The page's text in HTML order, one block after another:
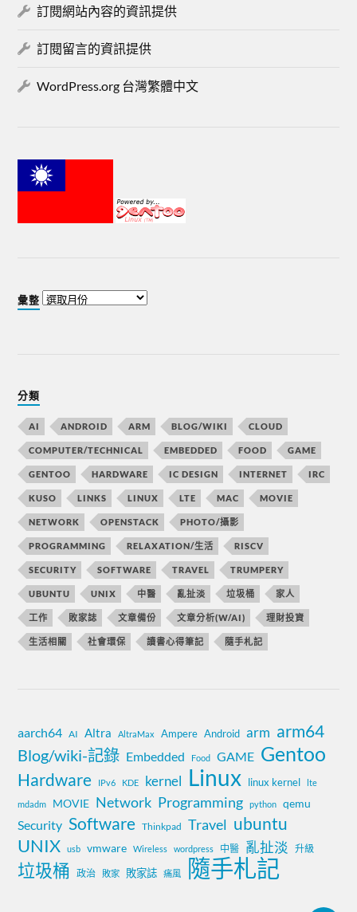
訂閱網站內容的資訊提供
訂閱留言的資訊提供
WordPress.org 台灣繁體中文
彙整
分類
AI ANDROID ARM BLOG/WIKI CLOUD
COMPUTER/TECHNICAL EMBEDDED FOOD GAME
GENTOO HARDWARE IC DESIGN INTERNET IRC
KUSO LINKS LINUX LTE MAC MOVIE
NETWORK OPENSTACK PHOTO/攝影
PROGRAMMING RELAXATION/生活 RISCV
SECURITY SOFTWARE TRAVEL TRUMPERY
UBUNTU UNIX 中醫 亂扯淡 垃圾桶 家人
工作 敗家誌 文章備份 文章分析(W/AI) 理財投資
生活相關 社會環保 讀書心得筆記 隨手札記
aarch64 AI Altra AltraMax Ampere Android arm arm64
Blog/wiki-記錄 Embedded Food GAME Gentoo
Hardware IPv6 KDE kernel Linux linux kernel lte
mdadm MOVIE Network Programming python qemu
Security Software Thinkpad Travel ubuntu
UNIX usb vmware Wireless wordpress 中醫 亂扯淡 升級
垃圾桶 政治 敗家 敗家誌 痛風 隨手札記